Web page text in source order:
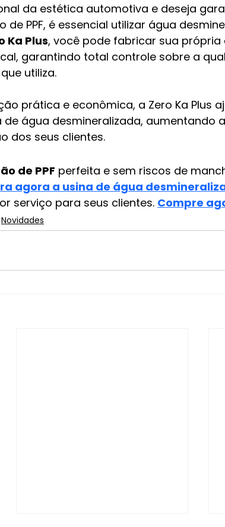
da estética automotiva e deseja
PPF, é essencial utilizar água
Ka Plus, você pode fabricar sua própria
garantindo total controle sobre a
utiliza.
prática e econômica, a Zero Ka Plus
água desmineralizada, aumentando
dos seus clientes.
de PPF perfeita e sem riscos de
agora a usina de água
serviço para seus clientes. Compre
Novidades